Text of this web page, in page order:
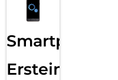
Smartphone